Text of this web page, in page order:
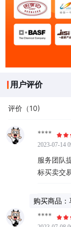
用户评价
评价（10)
****
2023-07-14
服务团队
标买卖交
购买商品：
****